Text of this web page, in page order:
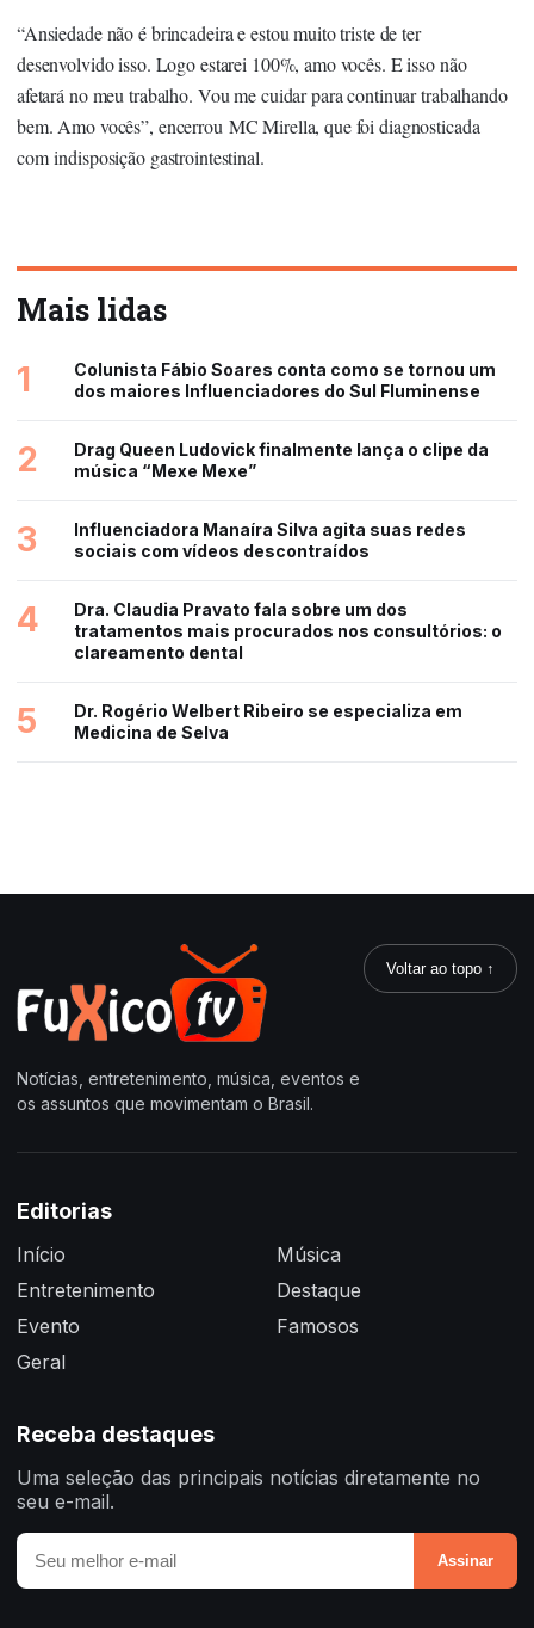
“Ansiedade não é brincadeira e estou muito triste de ter
desenvolvido isso. Logo estarei 100%, amo vocês. E isso não
afetará no meu trabalho. Vou me cuidar para continuar trabalhando
bem. Amo vocês”, encerrou MC Mirella, que foi diagnosticada
com indisposição gastrointestinal.
Mais lidas
1
Colunista Fábio Soares conta como se tornou um
dos maiores Influenciadores do Sul Fluminense
2
Drag Queen Ludovick finalmente lança o clipe da
música “Mexe Mexe”
3
Influenciadora Manaíra Silva agita suas redes
sociais com vídeos descontraídos
4
Dra. Claudia Pravato fala sobre um dos
tratamentos mais procurados nos consultórios: o
clareamento dental
5
Dr. Rogério Welbert Ribeiro se especializa em
Medicina de Selva
Notícias, entretenimento, música, eventos e
os assuntos que movimentam o Brasil.
Voltar ao topo ↑
Editorias
Início
Entretenimento
Evento
Geral
Música
Destaque
Famosos
Receba destaques
Uma seleção das principais notícias diretamente no
seu e-mail.
Assinar